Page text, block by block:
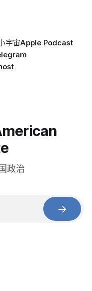
宇宙Apple Podcast
政治